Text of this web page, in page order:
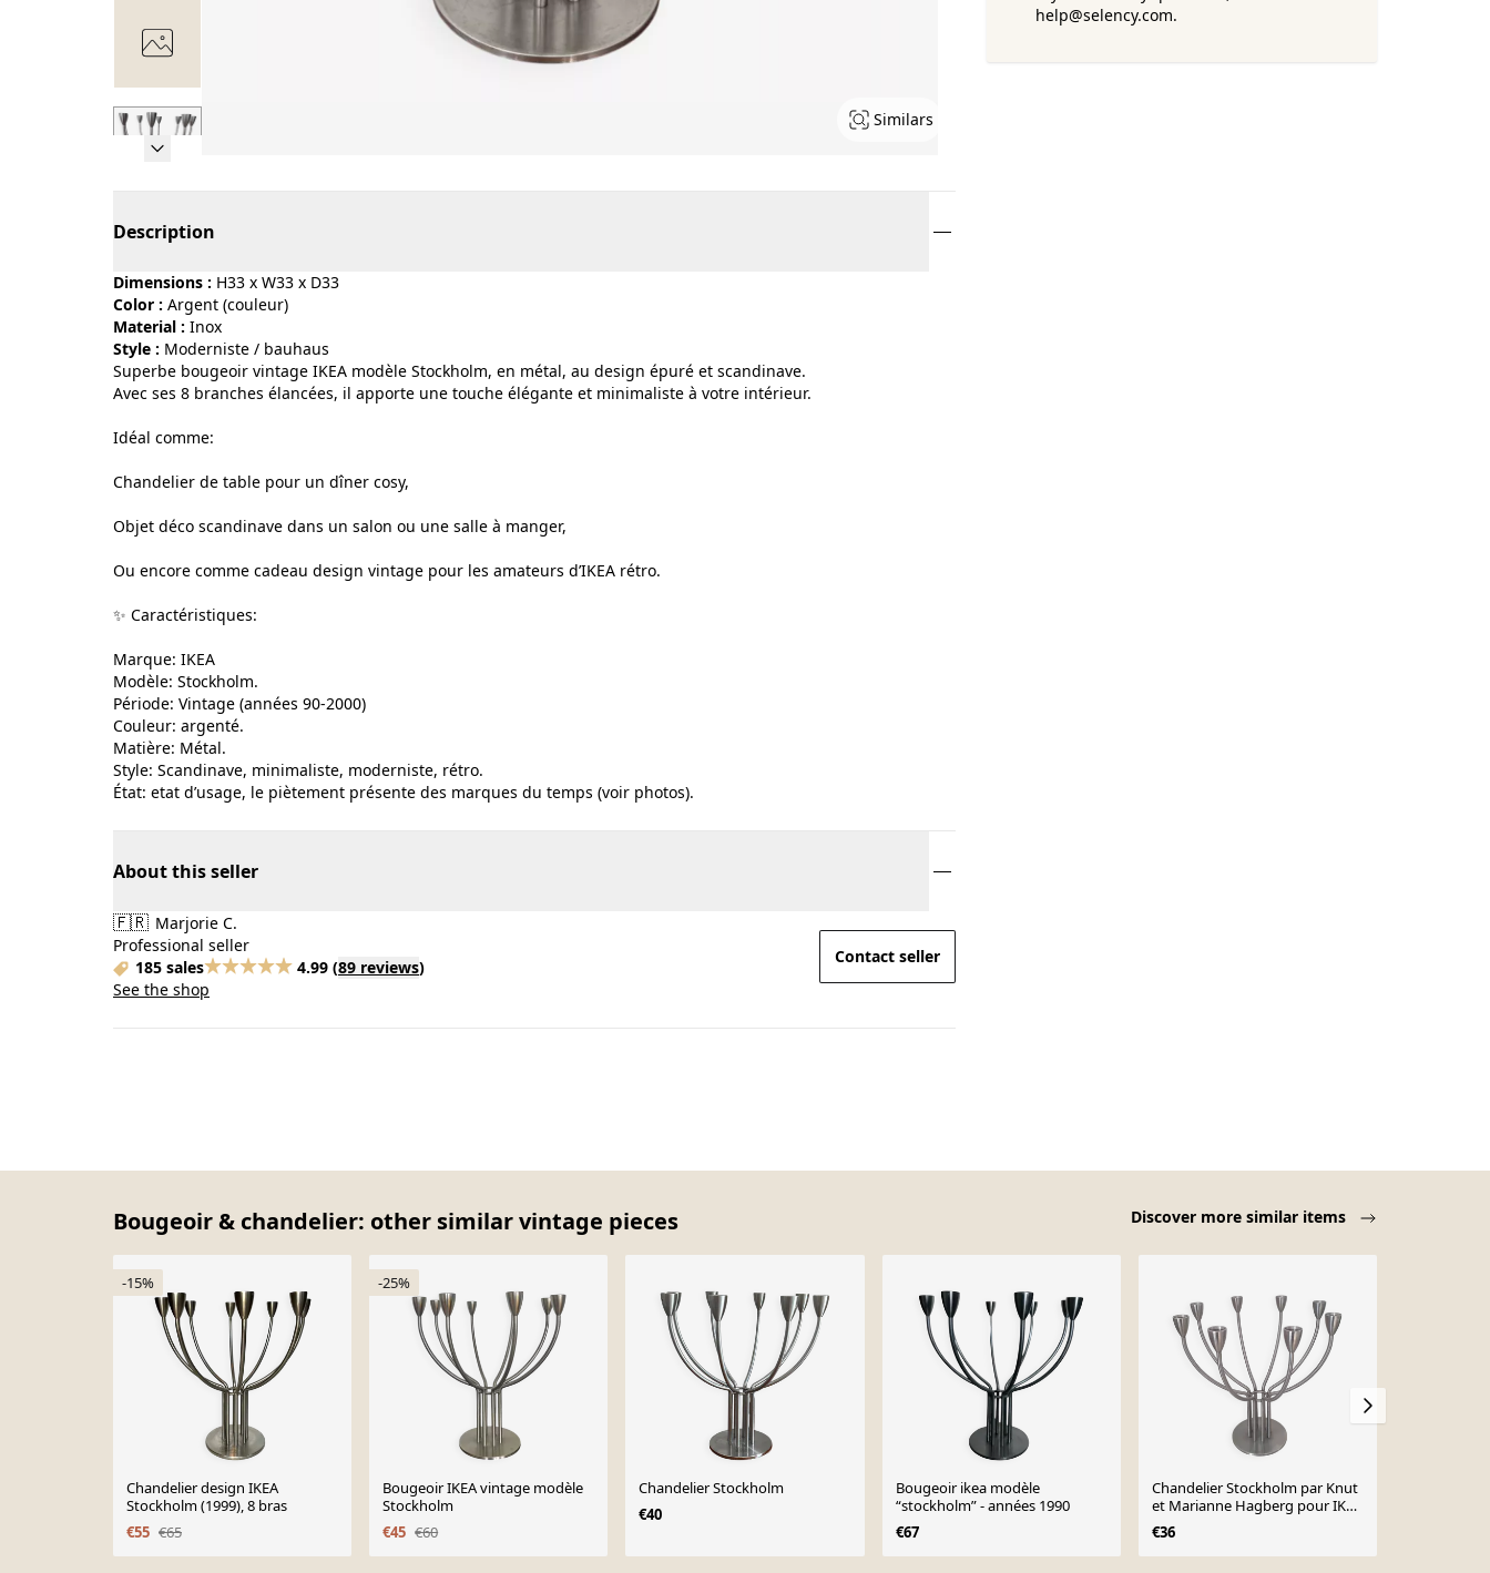
Similars
help@selency.com.
Description
Dimensions : H33 x W33 x D33
Color :
argent (couleur)
Material : inox
Style :
moderniste / bauhaus
Superbe bougeoir vintage IKEA modèle Stockholm, en métal, au design épuré et scandinave.
Avec ses 8 branches élancées, il apporte une touche élégante et minimaliste à votre intérieur.
Idéal comme:
Chandelier de table pour un dîner cosy,
Objet déco scandinave dans un salon ou une salle à manger,
Ou encore comme cadeau design vintage pour les amateurs d’IKEA rétro.
✨ Caractéristiques:
Marque: IKEA
Modèle: Stockholm.
Période: Vintage (années 90-2000)
Couleur: argenté.
Matière: Métal.
Style: Scandinave, minimaliste, moderniste, rétro.
État: etat d’usage, le piètement présente des marques du temps (voir photos).
About this seller
🇫🇷 Marjorie C.
Professional seller
185 sales
4.99 (89 reviews)
See the shop
Contact seller
Bougeoir & chandelier: other similar vintage pieces Discover more similar items
-15%
Chandelier design IKEA
Stockholm (1999), 8 bras
€55 €65
-25%
Bougeoir IKEA vintage modèle
Stockholm
€45 €60
Chandelier Stockholm
€40
Bougeoir ikea modèle
“stockholm” - années 1990
€67
Chandelier Stockholm par Knut
et Marianne Hagberg pour IKEA
/ bougeo
€36